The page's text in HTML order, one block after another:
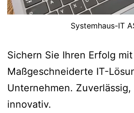
Systemhaus-IT
Sichern Sie Ihren Erfolg
Maßgeschneiderte IT-
Unternehmen.
innovativ.